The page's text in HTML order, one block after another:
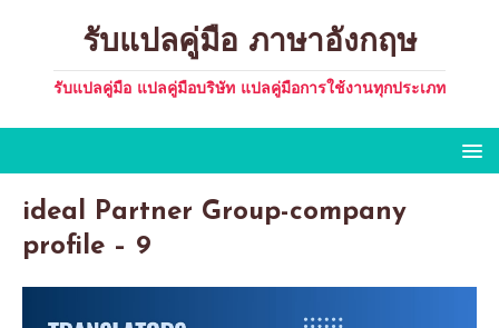
รับแปลคู่มือ ภาษาอังกฤษ
รับแปลคู่มือ แปลคู่มือบริษัท แปลคู่มือการใช้งานทุกประเภท
ideal Partner Group-company
profile – 9